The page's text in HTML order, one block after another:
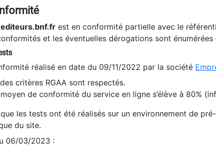
est en conformité partielle avec le
et les éventuelles dérogations sont énumérées
réalisé en date du 09/11/2022 par la société
critères RGAA sont respectés.
de conformité du service en ligne s’élève à 80%
les tests ont été réalisés sur un environnement de
du site.
06/03/2023 :